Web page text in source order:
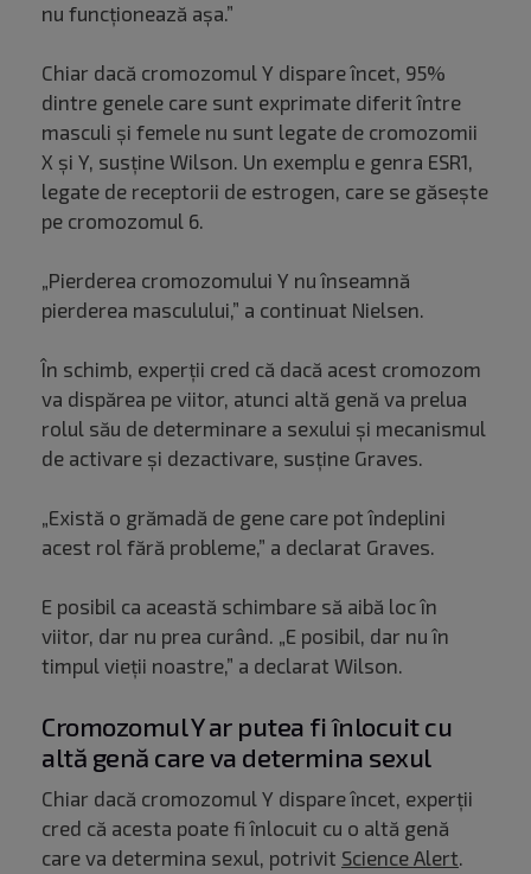
nu funcționează așa.”
Chiar dacă cromozomul Y dispare încet, 95%
dintre genele care sunt exprimate diferit între
masculi și femele nu sunt legate de cromozomii
X și Y, susține Wilson. Un exemplu e genra ESR1,
legate de receptorii de estrogen, care se găsește
pe cromozomul 6.
„Pierderea cromozomului Y nu înseamnă
pierderea masculului,” a continuat Nielsen.
În schimb, experții cred că dacă acest cromozom
va dispărea pe viitor, atunci altă genă va prelua
rolul său de determinare a sexului și mecanismul
de activare și dezactivare, susține Graves.
„Există o grămadă de gene care pot îndeplini
acest rol fără probleme,” a declarat Graves.
E posibil ca această schimbare să aibă loc în
viitor, dar nu prea curând. „E posibil, dar nu în
timpul vieții noastre,” a declarat Wilson.
Cromozomul Y ar putea fi înlocuit cu
altă genă care va determina sexul
Chiar dacă cromozomul Y dispare încet, experții
cred că acesta poate fi înlocuit cu o altă genă
care va determina sexul, potrivit Science Alert.